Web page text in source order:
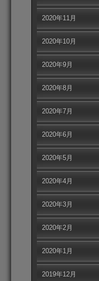
2020年11月
2020年10月
2020年9月
2020年8月
2020年7月
2020年6月
2020年5月
2020年4月
2020年3月
2020年2月
2020年1月
2019年12月